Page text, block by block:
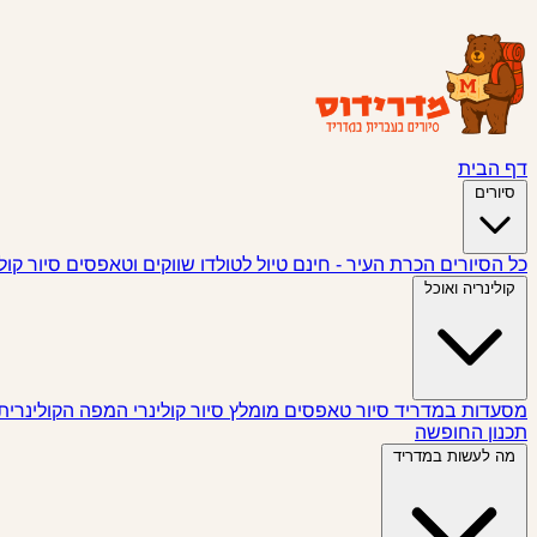
דף הבית
סיורים
כל הסיורים הכרת העיר - חינם טיול לטולדו שווקים וטאפסים סיור
קולינריה ואוכל
מסעדות במדריד סיור טאפסים מומלץ סיור קולינרי המפה
תכנון החופשה
מה לעשות במדריד